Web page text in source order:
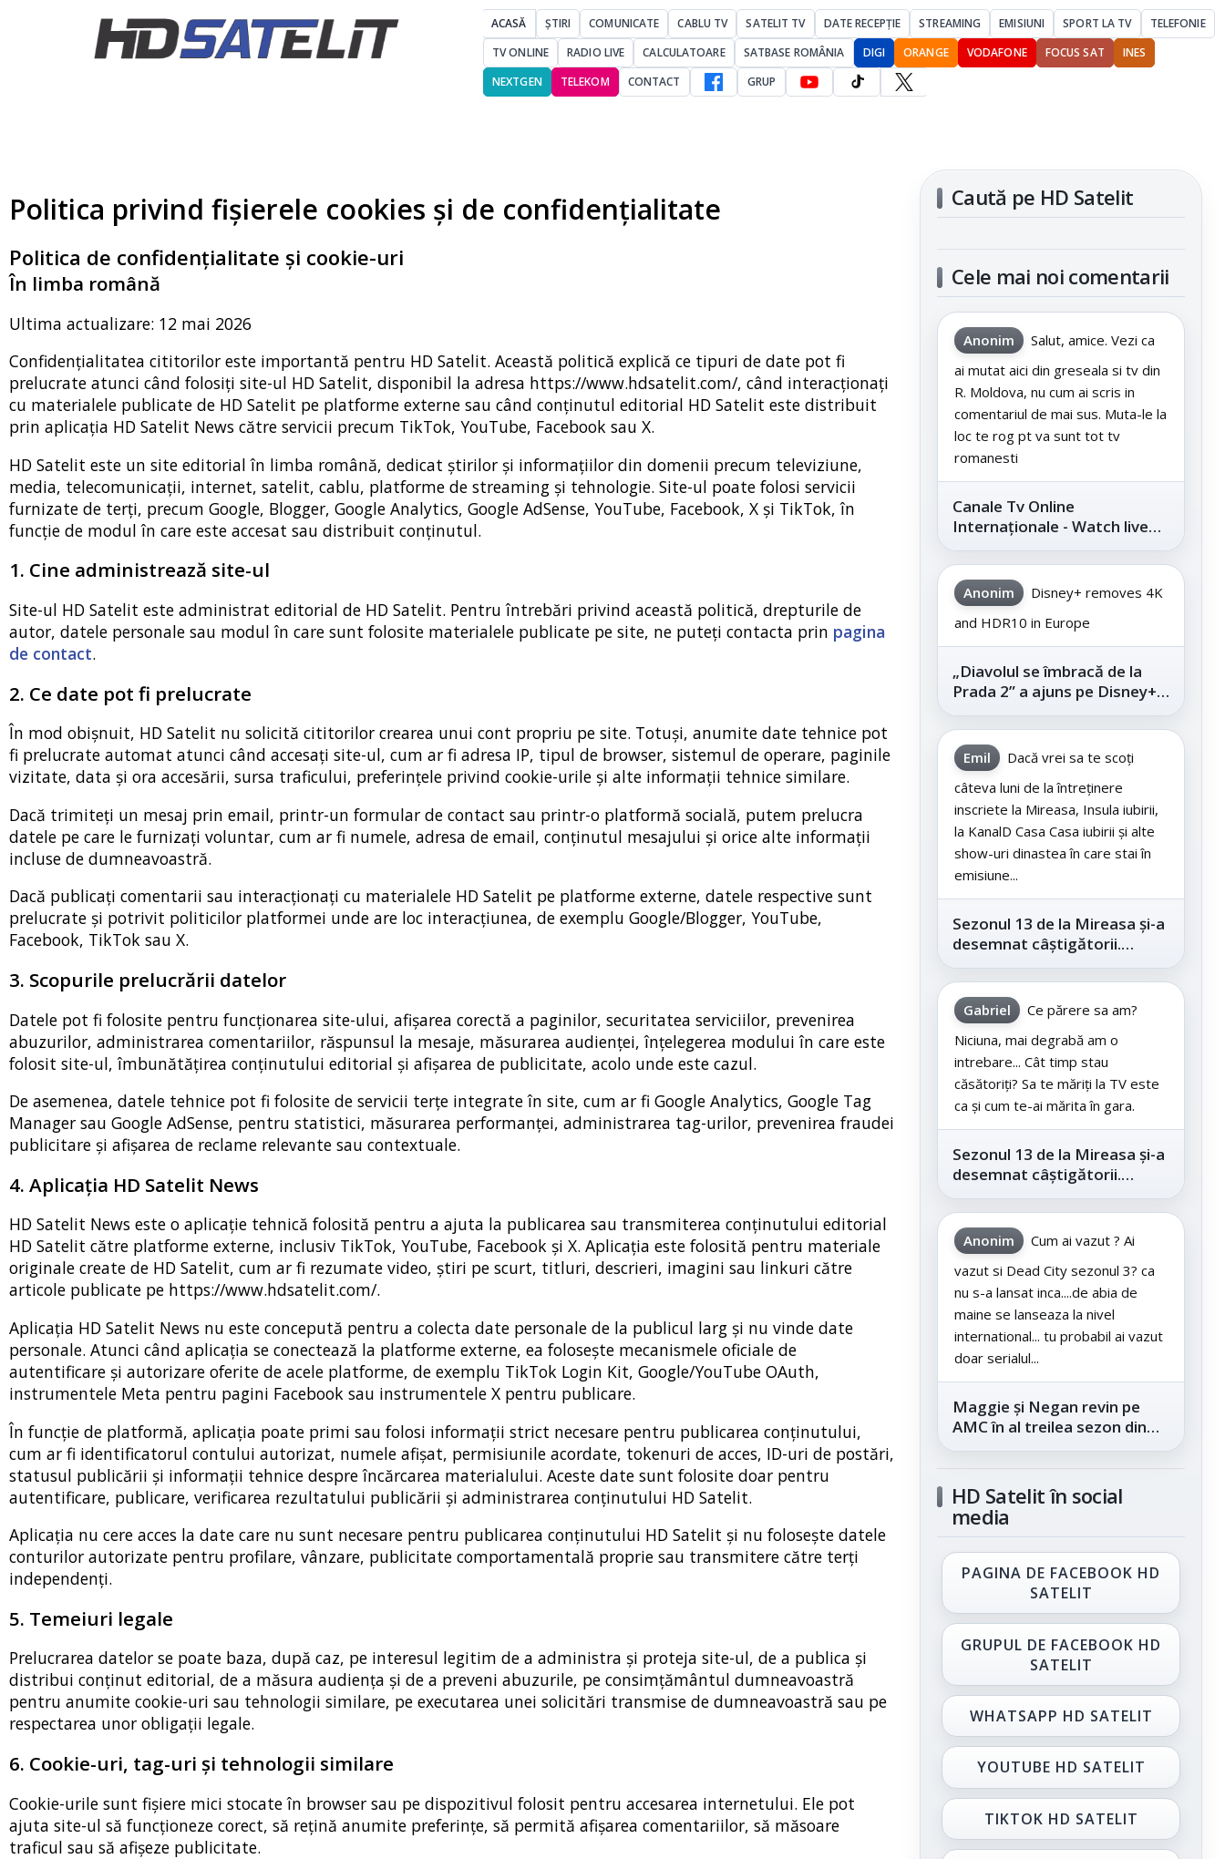
ACASĂ ȘTIRI COMUNICATE CABLU TV SATELIT TV DATE RECEPȚIE STREAMING EMISIUNI SPORT LA TV
TELEFONIE
TV ONLINE
RADIO LIVE CALCULATOARE SATBASE ROMÂNIA DIGI ORANGE VODAFONE FOCUS SAT
INES
NEXTGEN
TELEKOM CONTACT GRUP
Politica privind fișierele cookies și de confidențialitate
Politica de confidențialitate și cookie-uri
În limba română
Ultima actualizare: 12 mai 2026
Confidențialitatea cititorilor este importantă pentru HD Satelit. Această politică explică ce tipuri de date pot fi
prelucrate atunci când folosiți site-ul HD Satelit, disponibil la adresa https://www.hdsatelit.com/, când interacționați
cu materialele publicate de HD Satelit pe platforme externe sau când conținutul editorial HD Satelit este distribuit
prin aplicația HD Satelit News către servicii precum TikTok, YouTube, Facebook sau X.
HD Satelit este un site editorial în limba română, dedicat știrilor și informațiilor din domenii precum televiziune,
media, telecomunicații, internet, satelit, cablu, platforme de streaming și tehnologie. Site-ul poate folosi servicii
furnizate de terți, precum Google, Blogger, Google Analytics, Google AdSense, YouTube, Facebook, X și TikTok, în
funcție de modul în care este accesat sau distribuit conținutul.
1. Cine administrează site-ul
Site-ul HD Satelit este administrat editorial de HD Satelit. Pentru întrebări privind această politică, drepturile de
autor, datele personale sau modul în care sunt folosite materialele publicate pe site, ne puteți contacta prin pagina
de contact.
2. Ce date pot fi prelucrate
În mod obișnuit, HD Satelit nu solicită cititorilor crearea unui cont propriu pe site. Totuși, anumite date tehnice pot
fi prelucrate automat atunci când accesați site-ul, cum ar fi adresa IP, tipul de browser, sistemul de operare, paginile
vizitate, data și ora accesării, sursa traficului, preferințele privind cookie-urile și alte informații tehnice similare.
Dacă trimiteți un mesaj prin email, printr-un formular de contact sau printr-o platformă socială, putem prelucra
datele pe care le furnizați voluntar, cum ar fi numele, adresa de email, conținutul mesajului și orice alte informații
incluse de dumneavoastră.
Dacă publicați comentarii sau interacționați cu materialele HD Satelit pe platforme externe, datele respective sunt
prelucrate și potrivit politicilor platformei unde are loc interacțiunea, de exemplu Google/Blogger, YouTube,
Facebook, TikTok sau X.
3. Scopurile prelucrării datelor
Datele pot fi folosite pentru funcționarea site-ului, afișarea corectă a paginilor, securitatea serviciilor, prevenirea
abuzurilor, administrarea comentariilor, răspunsul la mesaje, măsurarea audienței, înțelegerea modului în care este
folosit site-ul, îmbunătățirea conținutului editorial și afișarea de publicitate, acolo unde este cazul.
De asemenea, datele tehnice pot fi folosite de servicii terțe integrate în site, cum ar fi Google Analytics, Google Tag
Manager sau Google AdSense, pentru statistici, măsurarea performanței, administrarea tag-urilor, prevenirea fraudei
publicitare și afișarea de reclame relevante sau contextuale.
4. Aplicația HD Satelit News
HD Satelit News este o aplicație tehnică folosită pentru a ajuta la publicarea sau transmiterea conținutului editorial
HD Satelit către platforme externe, inclusiv TikTok, YouTube, Facebook și X. Aplicația este folosită pentru materiale
originale create de HD Satelit, cum ar fi rezumate video, știri pe scurt, titluri, descrieri, imagini sau linkuri către
articole publicate pe https://www.hdsatelit.com/.
Aplicația HD Satelit News nu este concepută pentru a colecta date personale de la publicul larg și nu vinde date
personale. Atunci când aplicația se conectează la platforme externe, ea folosește mecanismele oficiale de
autentificare și autorizare oferite de acele platforme, de exemplu TikTok Login Kit, Google/YouTube OAuth,
instrumentele Meta pentru pagini Facebook sau instrumentele X pentru publicare.
În funcție de platformă, aplicația poate primi sau folosi informații strict necesare pentru publicarea conținutului,
cum ar fi identificatorul contului autorizat, numele afișat, permisiunile acordate, tokenuri de acces, ID-uri de postări,
statusul publicării și informații tehnice despre încărcarea materialului. Aceste date sunt folosite doar pentru
autentificare, publicare, verificarea rezultatului publicării și administrarea conținutului HD Satelit.
Aplicația nu cere acces la date care nu sunt necesare pentru publicarea conținutului HD Satelit și nu folosește datele
conturilor autorizate pentru profilare, vânzare, publicitate comportamentală proprie sau transmitere către terți
independenți.
5. Temeiuri legale
Prelucrarea datelor se poate baza, după caz, pe interesul legitim de a administra și proteja site-ul, de a publica și
distribui conținut editorial, de a măsura audiența și de a preveni abuzurile, pe consimțământul dumneavoastră
pentru anumite cookie-uri sau tehnologii similare, pe executarea unei solicitări transmise de dumneavoastră sau pe
respectarea unor obligații legale.
6. Cookie-uri, tag-uri și tehnologii similare
Cookie-urile sunt fișiere mici stocate în browser sau pe dispozitivul folosit pentru accesarea internetului. Ele pot
ajuta site-ul să funcționeze corect, să rețină anumite preferințe, să permită afișarea comentariilor, să măsoare
traficul sau să afișeze publicitate.
Caută pe HD Satelit
Cele mai noi comentarii
Anonim
Salut, amice. Vezi ca
ai mutat aici din greseala si tv din
R. Moldova, nu cum ai scris in
comentariul de mai sus. Muta-le la
loc te rog pt va sunt tot tv
romanesti
Canale Tv Online
Internaționale - Watch live
channels legally
Anonim
Disney+ removes 4K
and HDR10 in Europe
„Diavolul se îmbracă de la
Prada 2” a ajuns pe Disney+,
după succesul din
cinematografe
Emil
Dacă vrei sa te scoți
câteva luni de la întreținere
inscriete la Mireasa, Insula iubirii,
la KanalD Casa Casa iubirii și alte
show-uri dinastea în care stai în
emisiune...
Sezonul 13 de la Mireasa și-a
desemnat câștigătorii.
Telespectatorii au decis care
este...
Gabriel
Ce părere sa am?
Niciuna, mai degrabă am o
intrebare... Cât timp stau
căsătoriți? Sa te măriți la TV este
ca și cum te-ai mărita în gara.
Sezonul 13 de la Mireasa și-a
desemnat câștigătorii.
Telespectatorii au decis care
este...
Anonim
Cum ai vazut ? Ai
vazut si Dead City sezonul 3? ca
nu s-a lansat inca....de abia de
maine se lanseaza la nivel
international... tu probabil ai vazut
doar serialul...
Maggie și Negan revin pe
AMC în al treilea sezon din
„The Walking Dead: Dead
HD Satelit în social
media
PAGINA DE FACEBOOK HD
SATELIT
GRUPUL DE FACEBOOK HD
SATELIT
WHATSAPP HD SATELIT
YOUTUBE HD SATELIT
TIKTOK HD SATELIT